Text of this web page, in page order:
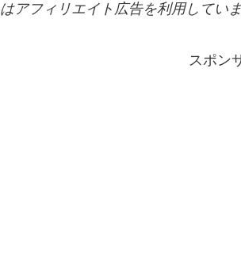
アフィリエイト広告を利用してい
スポン